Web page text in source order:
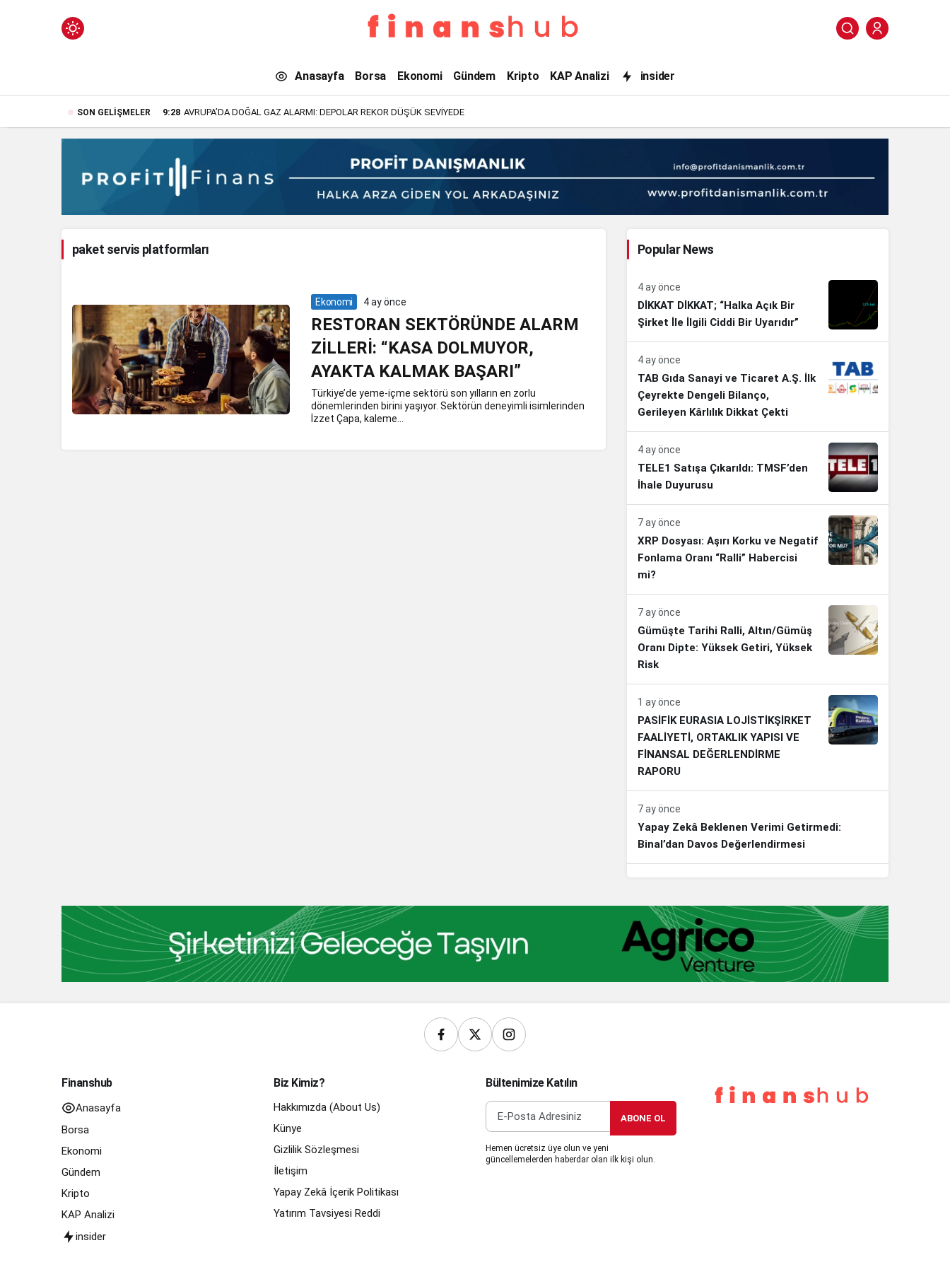
Mod
paket
servis
platformları
Haberleri
Anasayfa Borsa Ekonomi Gündem Kripto KAP Analizi insider
SON GELIŞMELER 9:28 AVRUPA’DA DOĞAL GAZ ALARMI: DEPOLAR REKOR DÜŞÜK SEVİYEDE
paket servis platformları
Ekonomi 4 ay önce
RESTORAN SEKTÖRÜNDE ALARM
ZİLLERİ: “KASA DOLMUYOR,
AYAKTA KALMAK BAŞARI”
Türkiye’de yeme-içme sektörü son yılların en zorlu
dönemlerinden birini yaşıyor. Sektörün deneyimli isimlerinden
İzzet Çapa, kaleme...
Popular News
4 ay önce
DİKKAT DİKKAT; “Halka Açık Bir
Şirket İle İlgili Ciddi Bir Uyarıdır”
4 ay önce
TAB Gıda Sanayi ve Ticaret A.Ş. İlk
Çeyrekte Dengeli Bilanço,
Gerileyen Kârlılık Dikkat Çekti
4 ay önce
TELE1 Satışa Çıkarıldı: TMSF’den
İhale Duyurusu
7 ay önce
XRP Dosyası: Aşırı Korku ve Negatif
Fonlama Oranı “Ralli” Habercisi
mi?
7 ay önce
Gümüşte Tarihi Ralli, Altın/Gümüş
Oranı Dipte: Yüksek Getiri, Yüksek
Risk
1 ay önce
PASİFİK EURASIA LOJİSTİKŞİRKET
FAALİYETİ, ORTAKLIK YAPISI VE
FİNANSAL DEĞERLENDİRME
RAPORU
7 ay önce
Yapay Zekâ Beklenen Verimi Getirmedi:
Binal’dan Davos Değerlendirmesi
20 Bin Lira Olacak
7 ay önce
Erdoğan’dan Emekli Aylığı Açıklaması: En
Finanshub
Anasayfa
Borsa
Ekonomi
Gündem
Kripto
KAP Analizi
insider
Biz Kimiz?
Hakkımızda (About Us)
Künye
Gizlilik Sözleşmesi
İletişim
Yapay Zekâ İçerik Politikası
Yatırım Tavsiyesi Reddi
Bültenimize Katılın
ABONE OL
Hemen ücretsiz üye olun ve yeni
güncellemelerden haberdar olan ilk kişi olun.